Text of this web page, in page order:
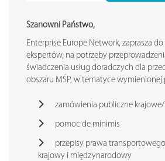
Szanowni Państwo,
Enterprise Europe Network, zaprasza
ekspertów, na potrzeby
świadczenia usług doradczych dla
obszaru MŚP, w tematyce wymienionej
zamówienia publiczne krajowe/
pomoc de minimis
przepisy prawa
krajowy i międzynarodowy